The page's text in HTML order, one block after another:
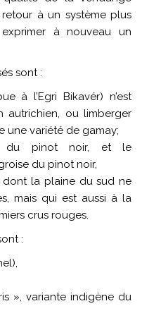
à un système plus
à nouveau un
sont :
à l’Egri Bikavér) n’est
autrichien, ou limberger
une variété de gamay;
du pinot noir, et le
du pinot noir,
la plaine du sud ne
mais qui est aussi à la
crus rouges.
:
», variante indigène du